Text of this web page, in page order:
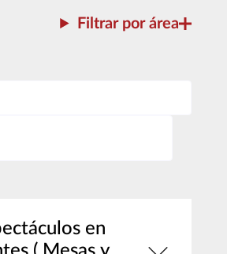
Filtrar por área
en